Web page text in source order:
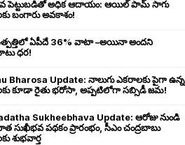
పెట్టుబడితో అధిక ఆదాయం: ఆయిల్ పామ్ సాగు
బంగారు అవకాశం!
ఏపీదే 36% వాటా –అయినా అందని
ధర!
Bharosa Update: నాలుగు ఎకరాలకు పైగా ఉన్న
కూడా రైతు భరోసా, అప్పటిలోగా సబ్సిడీ జమ!
Sukheebhava Update: ఆరోజు నుండి
సుఖీభవ పథకం ప్రారంభం, సీఎం చంద్రబాబు
శుభవార్త